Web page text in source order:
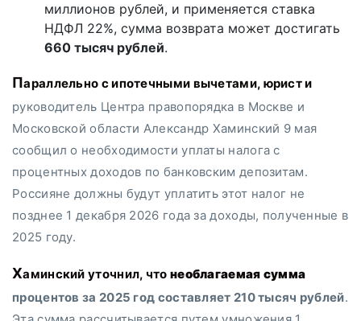
миллионов рублей, и применяется ставка
НДФЛ 22%, сумма возврата может достигать
660 тысяч рублей.
Параллельно с ипотечными вычетами, юрист и
руководитель Центра правопорядка в Москве и
Московской области Александр Хаминский 9 мая
сообщил о необходимости уплаты налога с
процентных доходов по банковским депозитам.
Россияне должны будут уплатить этот налог не
позднее 1 декабря 2026 года за доходы, полученные в
2025 году.
Хаминский уточнил, что необлагаемая сумма
процентов за 2025 год составляет 210 тысяч рублей.